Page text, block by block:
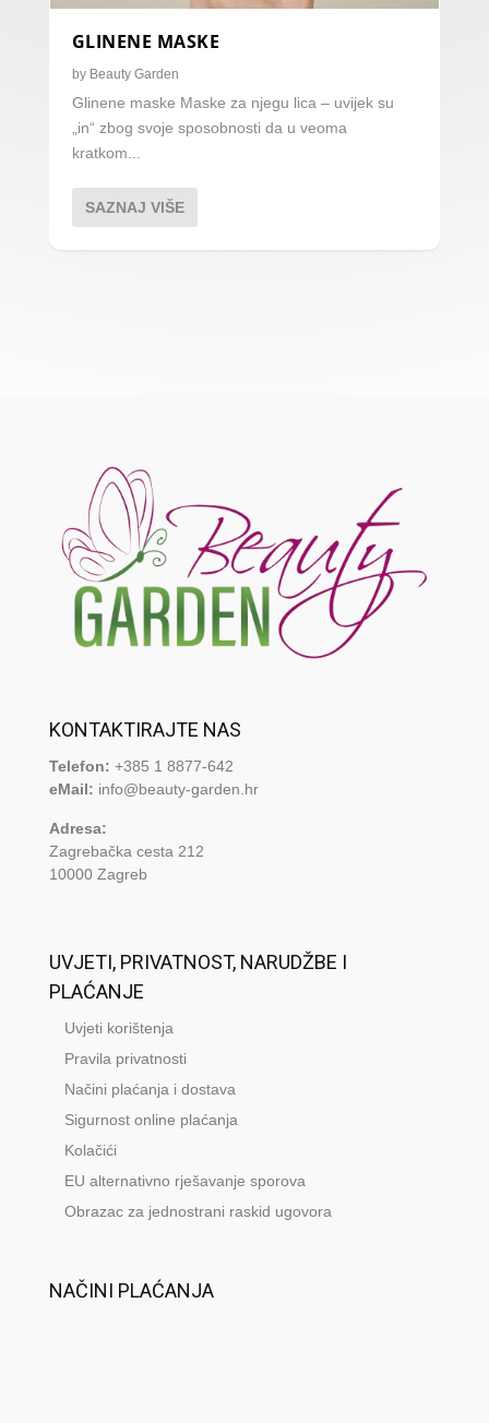
GLINENE MASKE
by Beauty Garden
Glinene maske Maske za njegu lica – uvijek su
„in“ zbog svoje sposobnosti da u veoma
kratkom...
SAZNAJ VIŠE
KONTAKTIRAJTE NAS
Telefon: +385 1 8877-642
eMail: info@beauty-garden.hr
Adresa:
Zagrebačka cesta 212
10000 Zagreb
UVJETI, PRIVATNOST, NARUDŽBE I
PLAĆANJE
Uvjeti korištenja
Pravila privatnosti
Načini plaćanja i dostava
Sigurnost online plaćanja
Kolačići
EU alternativno rješavanje sporova
Obrazac za jednostrani raskid ugovora
NAČINI PLAĆANJA